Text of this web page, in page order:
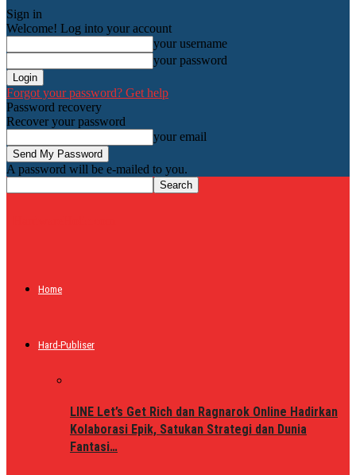
Sign in
Welcome! Log into your account
your username
your password
Forgot your password? Get help
Password recovery
Recover your password
your email
A password will be e-mailed to you.
Home
Hard-Publiser
LINE Let’s Get Rich dan Ragnarok Online Hadirkan
Kolaborasi Epik, Satukan Strategi dan Dunia
Fantasi…